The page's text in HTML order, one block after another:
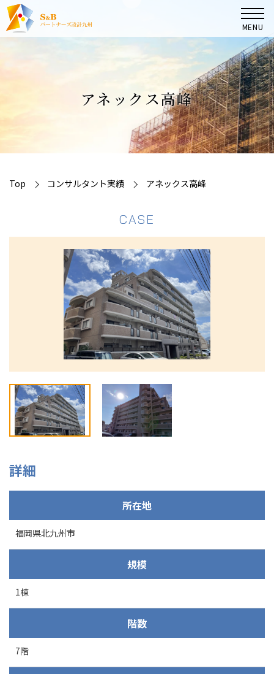
MENU
マンション管理組合の皆様へ
大規模修繕コンサルタント業務
コンサルタント実績
092-292-7505
アネックス高峰
Top コンサルタント実績 アネックス高峰
CASE
詳細
所在地
福岡県北九州市
規模
1棟
階数
7階